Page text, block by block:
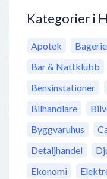
Kategorier i
Apotek
Bar & Nattklubb
Bensinstationer
Bilhandlare
Byggvaruhus
Detaljhandel
Ekonomi